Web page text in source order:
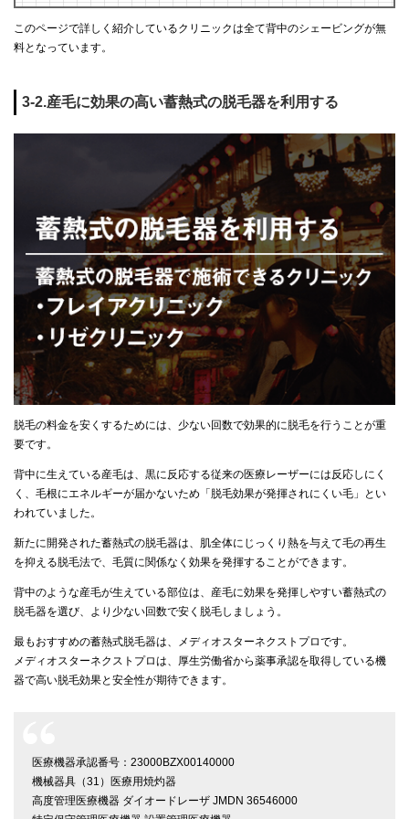
このページで詳しく紹介しているクリニックは全て背中のシェービングが無
料となっています。
3-2.産毛に効果の高い蓄熱式の脱毛器を利用する
脱毛の料金を安くするためには、少ない回数で効果的に脱毛を行うことが重
要です。
背中に生えている産毛は、黒に反応する従来の医療レーザーには反応しにく
く、毛根にエネルギーが届かないため「脱毛効果が発揮されにくい毛」とい
われていました。
新たに開発された蓄熱式の脱毛器は、肌全体にじっくり熱を与えて毛の再生
を抑える脱毛法で、毛質に関係なく効果を発揮することができます。
背中のような産毛が生えている部位は、産毛に効果を発揮しやすい蓄熱式の
脱毛器を選び、より少ない回数で安く脱毛しましょう。
最もおすすめの蓄熱式脱毛器は、メディオスターネクストプロです。
メディオスターネクストプロは、厚生労働省から薬事承認を取得している機
器で高い脱毛効果と安全性が期待できます。
医療機器承認番号：23000BZX00140000
機械器具（31）医療用焼灼器
高度管理医療機器 ダイオードレーザ JMDN 36546000